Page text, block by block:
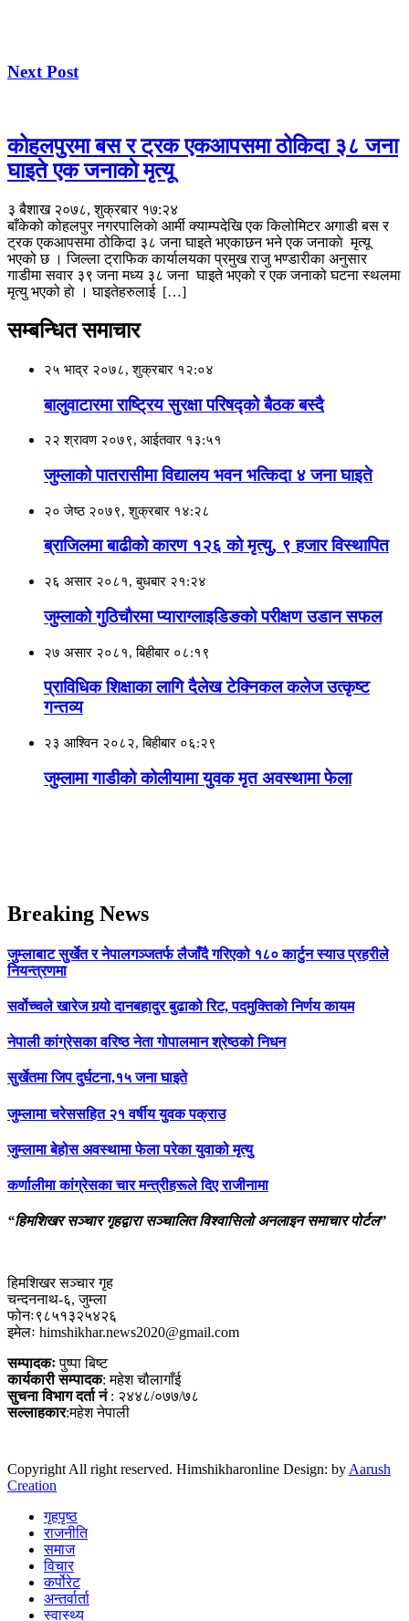
Next Post
कोहलपुरमा बस र ट्रक एकआपसमा ठोकिदा ३८ जना
घाइते एक जनाकाे मृत्यू
३ बैशाख २०७८, शुक्रबार १७:२४
बाँकेको कोहलपुर नगरपालिकाे आर्मी क्याम्पदेखि एक किलोमिटर अगाडी बस र
ट्रक एकआपसमा ठोकिदा ३८ जना घाइते भएकाछन भने एक जनाकाे मृत्यू
भएको छ । जिल्ला ट्राफिक कार्यालयका प्रमुख राजु भण्डारीका अनुसार
गाडीमा सवार ३९ जना मध्य ३८ जना घाइते भएको र एक जनाको घटना स्थलमा
मृत्यु भएको हाे । घाइतेहरुलाई […]
सम्बन्धित समाचार
२५ भाद्र २०७८, शुक्रबार १२:०४
बालुवाटारमा राष्ट्रिय सुरक्षा परिषद्को बैठक बस्दै
२२ श्रावण २०७९, आईतवार १३:५१
जुम्लाको पातरासीमा विद्यालय भवन भत्किदा ४ जना घाइते
२० जेष्ठ २०७९, शुक्रबार १४:२८
ब्राजिलमा बाढीको कारण १२६ को मृत्यु, ९ हजार विस्थापित
२६ असार २०८१, बुधबार २१:२४
जुम्लाको गुठिचाैरमा प्याराग्लाइडिङको परीक्षण उडान सफल
२७ असार २०८१, बिहीबार ०८:१९
प्राविधिक शिक्षाका लागि दैलेख टेक्निकल कलेज उत्कृष्ट
गन्तव्य
२३ आश्विन २०८२, बिहीबार ०६:२९
जुम्लामा गाडीको कोलीयामा युवक मृत अवस्थामा फेला
Breaking News
जुम्लाबाट सुर्खेत र नेपालगञ्जतर्फ लैजाँदै गरिएको १८० कार्टुन स्याउ प्रहरीले
नियन्त्रणमा
सर्वोच्चले खारेज गर्‍यो दानबहादुर बुढाको रिट, पदमुक्तिको निर्णय कायम
नेपाली कांग्रेसका वरिष्ठ नेता गोपालमान श्रेष्ठको निधन
सुर्खेतमा जिप दुर्घटना,१५ जना घाइते
जुम्लामा चरेससहित २१ वर्षीय युवक पक्राउ
जुम्लामा बेहोस अवस्थामा फेला परेका युवाको मृत्यु
कर्णालीमा कांग्रेसका चार मन्त्रीहरूले दिए राजीनामा
“हिमशिखर सञ्चार गृहद्वारा सञ्चालित विश्वासिलो अनलाइन समाचार पोर्टल”
हिमशिखर सञ्चार गृह
चन्दननाथ-६, जुम्ला
फोनः९८५१३२५४२६
इमेलः himshikhar.news2020@gmail.com
सम्पादकःपुष्पा बिष्ट
कार्यकारी सम्पादक: महेश चौलागाँई
सुचना विभाग दर्ता नं: २४४८/०७७/७८
सल्लाहकार:महेश नेपाली
Copyright All right reserved. Himshikharonline Design: byAarush
Creation
गृहपृष्ठ
राजनीति
समाज
विचार
कर्पोरेट
अन्तर्वार्ता
स्वास्थ्य